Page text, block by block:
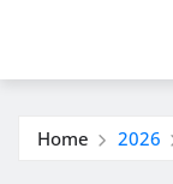
Home 2026